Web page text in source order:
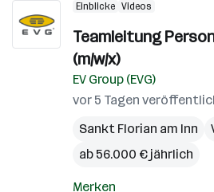
Einblicke Videos
Teamleitung
(m/w/x)
EV Group (EVG)
vor 5 Tagen
Sankt Florian am Inn
ab 56.000 € jährlich
Merken